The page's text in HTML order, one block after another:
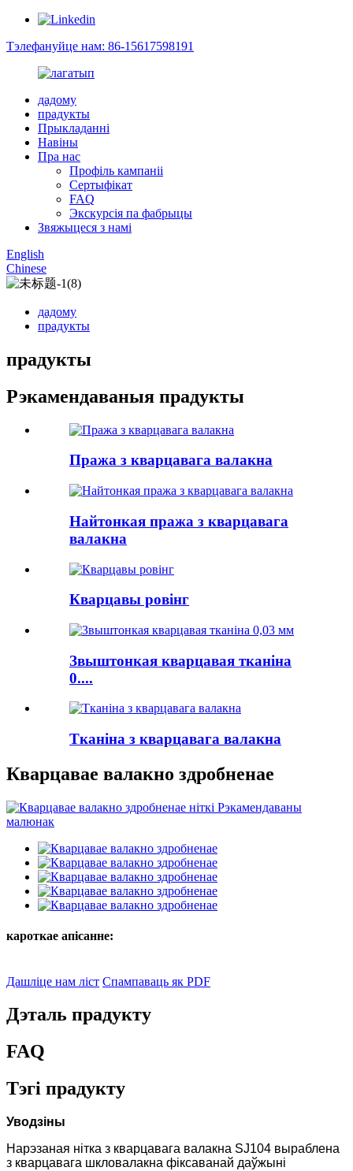
Тэлефануйце нам: 86-15617598191
дадому
прадукты
Прыкладанні
Навіны
Пра нас
Профіль кампаніі
Сертыфікат
FAQ
Экскурсія па фабрыцы
Звяжыцеся з намі
English
Chinese
дадому
прадукты
прадукты
Рэкамендаваныя прадукты
Пража з кварцавага валакна
Найтонкая пража з кварцавага
валакна
Кварцавы ровінг
Звыштонкая кварцавая тканіна
0....
Тканіна з кварцавага валакна
Кварцавае валакно здробненае
кароткае апісанне:
Дашліце нам ліст Спампаваць як PDF
Дэталь прадукту
FAQ
Тэгі прадукту
Уводзіны
Нарэзаная нітка з кварцавага валакна SJ104 выраблена
з кварцавага шкловалакна фіксаванай даўжыні